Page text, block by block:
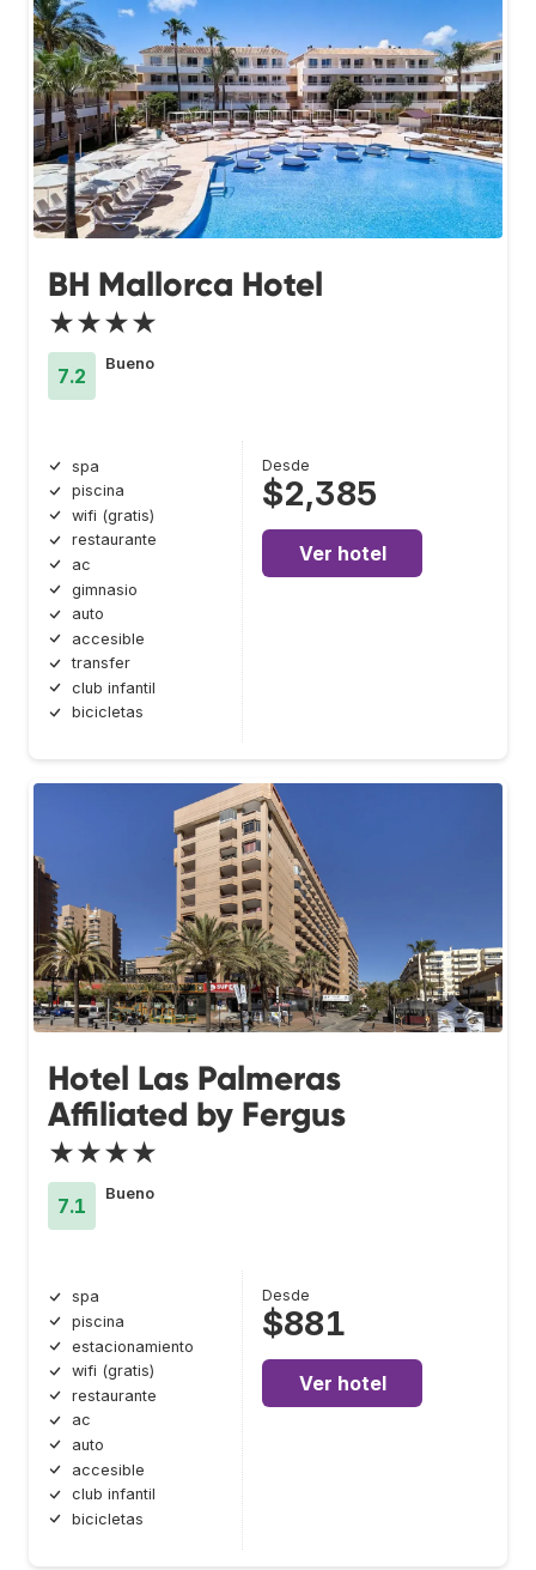
BH Mallorca Hotel
★★★★
7.2
Bueno
spa
piscina
wifi (gratis)
restaurante
ac
gimnasio
auto
accesible
transfer
club infantil
bicicletas
Desde
$2,385
Ver hotel
Hotel Las Palmeras
Affiliated by Fergus
★★★★
7.1
Bueno
spa
piscina
estacionamiento
wifi (gratis)
restaurante
ac
auto
accesible
club infantil
bicicletas
Desde
$881
Ver hotel